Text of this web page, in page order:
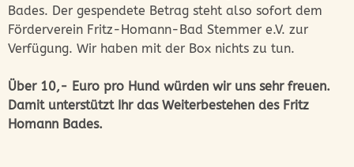
Bades. Der gespendete Betrag steht also sofort dem
Förderverein Fritz-Homann-Bad Stemmer e.V. zur
Verfügung. Wir haben mit der Box nichts zu tun.
Über 10,- Euro pro Hund würden wir uns sehr freuen.
Damit unterstützt Ihr das Weiterbestehen des Fritz
Homann Bades.